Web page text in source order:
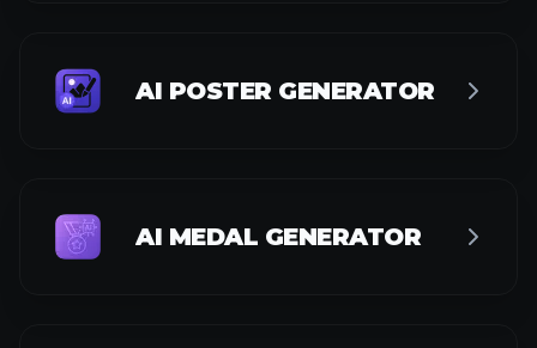
AI POSTER GENERATOR
AI MEDAL GENERATOR